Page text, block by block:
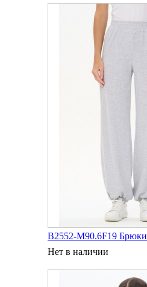
B2552-M90.6F19 Брюки
Нет в наличии